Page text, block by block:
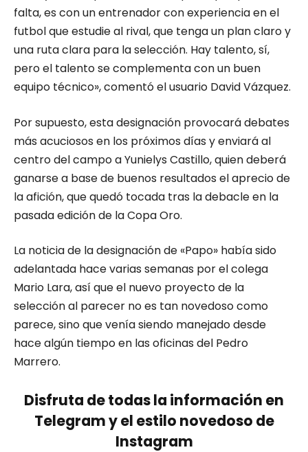
falta, es con un entrenador con experiencia en el
futbol que estudie al rival, que tenga un plan claro y
una ruta clara para la selección. Hay talento, sí,
pero el talento se complementa con un buen
equipo técnico», comentó el usuario David Vázquez.
Por supuesto, esta designación provocará debates
más acuciosos en los próximos días y enviará al
centro del campo a Yunielys Castillo, quien deberá
ganarse a base de buenos resultados el aprecio de
la afición, que quedó tocada tras la debacle en la
pasada edición de la Copa Oro.
La noticia de la designación de «Papo» había sido
adelantada hace varias semanas por el colega
Mario Lara, así que el nuevo proyecto de la
selección al parecer no es tan novedoso como
parece, sino que venía siendo manejado desde
hace algún tiempo en las oficinas del Pedro
Marrero.
Disfruta de todas la información en
Telegram y el estilo novedoso de
Instagram